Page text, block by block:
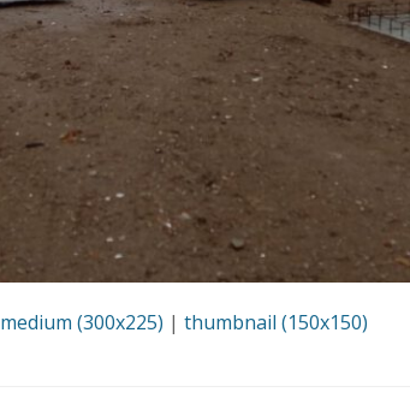
medium (300x225) | thumbnail (150x150)